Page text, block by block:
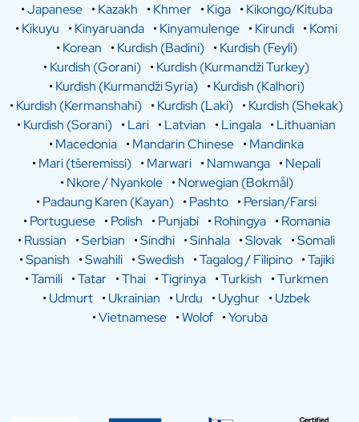
•Japanese •Kazakh •Khmer •Kiga •Kikongo/Kituba
•Kikuyu •Kinyaruanda •Kinyamulenge •Kirundi •Komi
•Korean •Kurdish (Badini) •Kurdish (Feyli)
•Kurdish (Gorani) •Kurdish (Kurmandži Turkey)
•Kurdish (Kurmandži Syria) •Kurdish (Kalhori)
•Kurdish (Kermanshahi) •Kurdish (Laki) •Kurdish (Shekak)
•Kurdish (Sorani) •Lari •Latvian •Lingala •Lithuanian
•Macedonia •Mandarin Chinese •Mandinka
•Mari (tšeremissi) •Marwari •Namwanga •Nepali
•Nkore / Nyankole •Norwegian (Bokmål)
•Padaung Karen (Kayan) •Pashto •Persian/Farsi
•Portuguese •Polish •Punjabi •Rohingya •Romania
•Russian •Serbian •Sindhi •Sinhala •Slovak •Somali
•Spanish •Swahili •Swedish •Tagalog / Filipino •Tajiki
•Tamili •Tatar •Thai •Tigrinya •Turkish •Turkmen
•Udmurt •Ukrainian •Urdu •Uyghur •Uzbek
•Vietnamese •Wolof •Yoruba